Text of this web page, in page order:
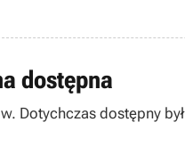
dostępna
Dotychczas dostępny